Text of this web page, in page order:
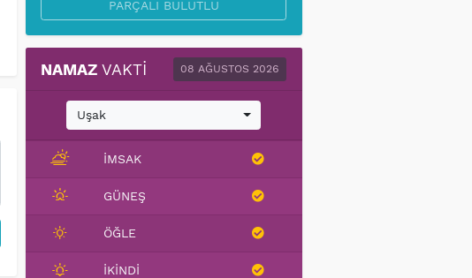
PARÇALI BULUTLU
NAMAZ VAKTI 08 AĞUSTOS 2026
Uşak
İMSAK
GÜNEŞ
ÖĞLE
İKINDI